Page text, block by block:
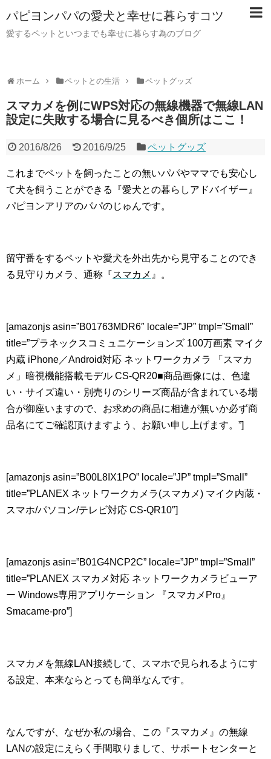
パピヨンパパの愛犬と幸せに暮らすコツ
愛するペットといつまでも幸せに暮らす為のブログ
ホーム ペットとの生活 ペットグッズ
スマカメを例にWPS対応の無線機器で無線LAN
設定に失敗する場合に見るべき個所はここ！
2016/8/26 2016/9/25 ペットグッズ
これまでペットを飼ったことの無いパパやママでも安心し
て犬を飼うことができる『愛犬との暮らしアドバイザー』
パピヨンアリアのパパのじゅんです。
留守番をするペットや愛犬を外出先から見守ることのでき
る見守りカメラ、通称『スマカメ 』。
[amazonjs asin=”B01763MDR6″ locale=”JP” tmpl=”Small”
title=”プラネックスコミュニケーションズ 100万画素 マイク
内蔵 iPhone／Android対応 ネットワークカメラ 「スマカ
メ」暗視機能搭載モデル CS-QR20■商品画像には、色違
い・サイズ違い・別売りのシリーズ商品が含まれている場
合が御座いますので、お求めの商品に相違が無いか必ず商
品名にてご確認頂けますよう、お願い申し上げます。”]
[amazonjs asin=”B00L8IX1PO” locale=”JP” tmpl=”Small”
title=”PLANEX ネットワークカメラ(スマカメ) マイク内蔵・
スマホ/パソコン/テレビ対応 CS-QR10″]
[amazonjs asin=”B01G4NCP2C” locale=”JP” tmpl=”Small”
title=”PLANEX スマカメ対応 ネットワークカメラビューア
ー Windows専用アプリケーション 『スマカメPro』
Smacame-pro”]
スマカメを無線LAN接続して、スマホで見られるようにす
る設定、本来ならとっても簡単なんです。
なんですが、なぜか私の場合、この『スマカメ』の無線
LANの設定にえらく手間取りまして、サポートセンターと